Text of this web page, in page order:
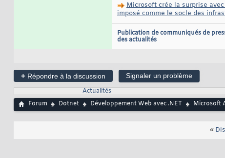
Microsoft crée la surprise
imposé comme le socle des
Publication de communiqués de
des actualités
+ Répondre à la discussion
Signaler un problème
Actualités
Forum
Dotnet Développement Web avec .NET Microsoft
«